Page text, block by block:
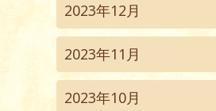
2023年12月
2023年11月
2023年10月